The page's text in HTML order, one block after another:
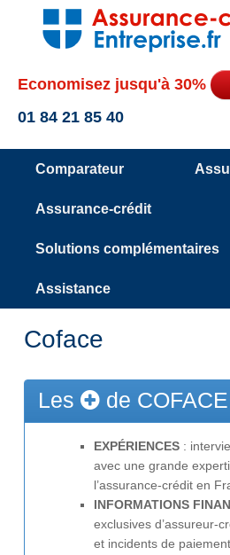
Economisez jusqu'à 30%
01 84 21 85 40
Comparateur
Assurance-crédit
Solutions complémentaires
Assistance
Coface
Les de COFACE
EXPÉRIENCES :
avec une grande
l’assurance-crédit en
INFORMATIONS
exclusives d’assureur-
et incidents de